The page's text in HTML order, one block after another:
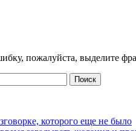
пожалуйста, выделите
которого еще не было